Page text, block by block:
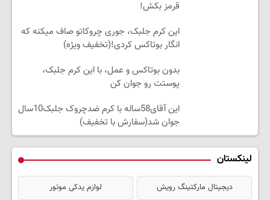
قرمز بکش!
این کرم جلبک، جوری چروکاتو صاف میکنه که
انگار بوتاکس کردی!(تخفیف ویژه)
بدون بوتاکس و عمل، با این کرم جلبک،
پوستت رو جوان کن
این آقای58ساله با کرم ضدچروک جلبک10سال
جوان شد(سفارش با تخفیف)
لینکستان
دیجیتال مارکتینگ رویش لوازم یدکی موتور